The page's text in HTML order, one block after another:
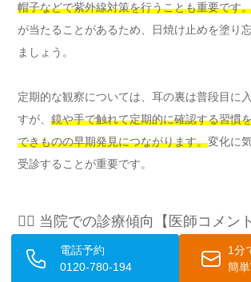
帽子などで紫外線対策を行うことも重要です
が当たることがあるため、日焼け止めを塗り
ましょう。
定期的な観察については、耳の裏は普段目に
すが、 鏡や手で触れて定期的に確認する習慣
できものの早期発見につながります。変化に
受診することが重要です。
👨‍⚕️ 当院での診療傾向【医師コメント
高桑康太 医師（当院治療責任者）より
電話予約
0120-780-194
1分
簡